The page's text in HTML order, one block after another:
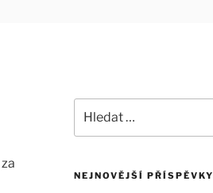
za
NEJNOVĚJŠÍ PŘÍSPĚVKY